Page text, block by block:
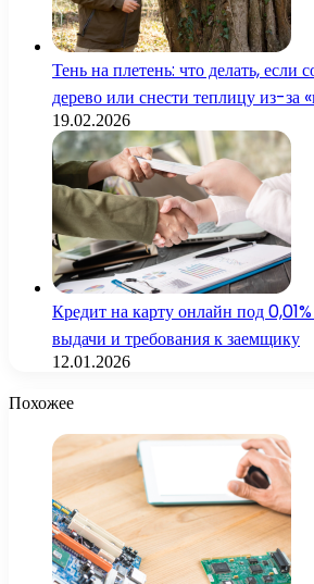
Тень на плетень: что делать, если
дерево или снести теплицу из-за
19.02.2026
Кредит на карту онлайн под
выдачи и требования к заемщику
12.01.2026
Похожее